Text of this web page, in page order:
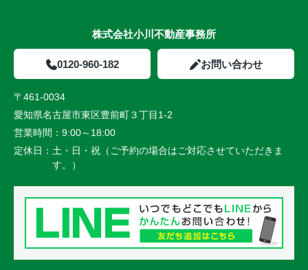
株式会社小川不動産事務所
0120-960-182 お問い合わせ
〒461-0034
愛知県名古屋市東区豊前町３丁目1-2
営業時間： 9:00～18:00
定休日： 土・日・祝（ご予約の場合はご対応させていただきま
す。）